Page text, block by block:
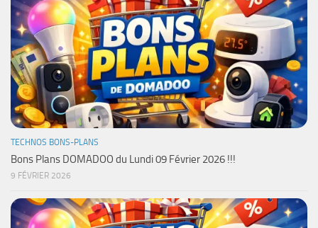
TECHNOS BONS-PLANS
Bons Plans DOMADOO du Lundi 09 Février 2026 !!!
9 FÉVRIER 2026